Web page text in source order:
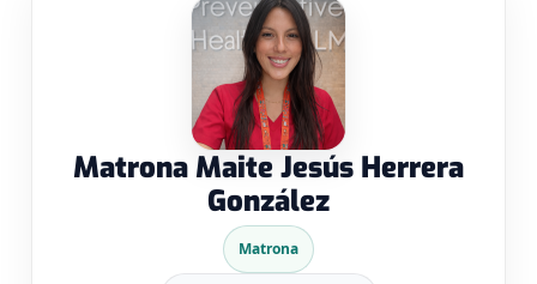
Matrona Maite Jesús Herrera
González
Matrona